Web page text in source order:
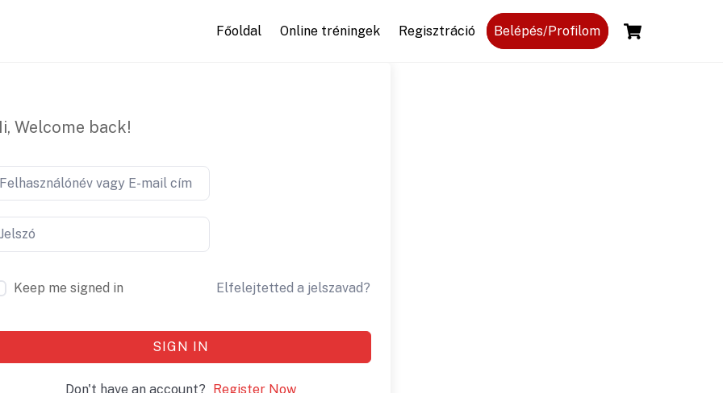
Főoldal Online tréningek Regisztráció Belépés/Profilom
Welcome back!
Keep me signed in Elfelejtetted a jelszavad?
SIGN IN
Don't have an account? Register Now